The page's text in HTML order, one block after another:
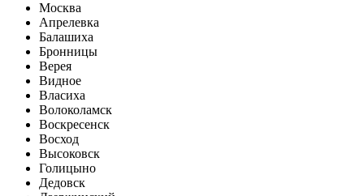
Москва
Апрелевка
Балашиха
Бронницы
Верея
Видное
Власиха
Волоколамск
Воскресенск
Восход
Высоковск
Голицыно
Дедовск